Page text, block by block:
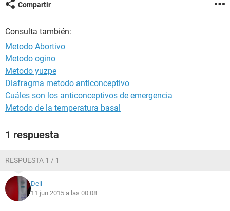
GLOSARIO
Compartir
Consulta también:
Metodo Abortivo
Metodo ogino
Metodo yuzpe
Diafragma metodo anticonceptivo
Cuáles son los anticonceptivos de emergencia
Metodo de la temperatura basal
1 respuesta
RESPUESTA 1 / 1
Deii
11 jun 2015 a las 00:08